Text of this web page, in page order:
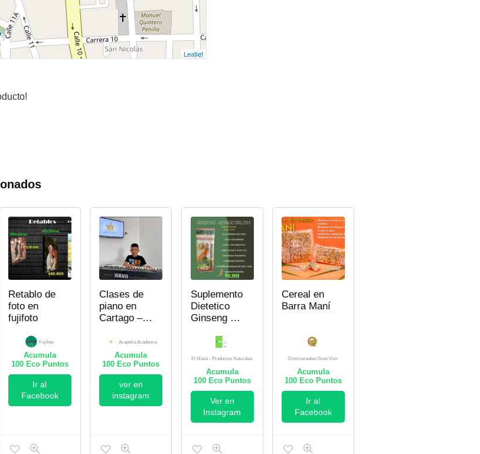
Leaflet
Retablo de
foto en
fujifoto
Fujifoto
Acumula
100Eco Puntos
Ir al
Facebook
Clases de
piano en
Cartago –
Academia
Acapella Academia
Acumula
100 Eco Puntos
ver en
instagram
Suplemento
Dietetico
Ginseng +
Biloba
El Maná - Productos Naturales
Acumula
100Eco Puntos
Ver en
Instagram
Cereal en
Barra Maní
Districereales Gran Vivir
Acumula
100Eco Puntos
Ir al
Facebook